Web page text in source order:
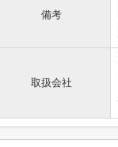
備考
取扱会社